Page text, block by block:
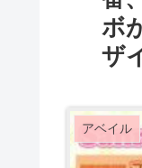
ボ
ザ
アベイル